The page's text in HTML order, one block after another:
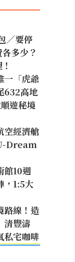
／要停
多少？
一「虎爺
632高地
遊秘境
空經濟艙
Dream
館10週
，1:5大
路線！造
清豐濤
私宅咖啡